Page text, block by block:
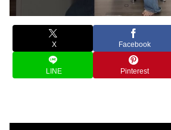
X Facebook
LINE Pinterest